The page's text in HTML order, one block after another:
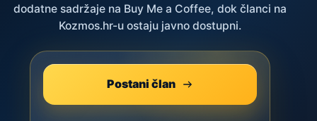
dodatne sadržaje na Buy Me a Coffee, dok članci na
Kozmos.hr-u ostaju javno dostupni.
Postani član